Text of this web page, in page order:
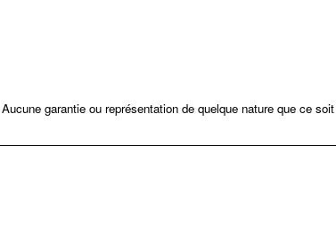
garantie ou représentation de quelque nature que ce soit